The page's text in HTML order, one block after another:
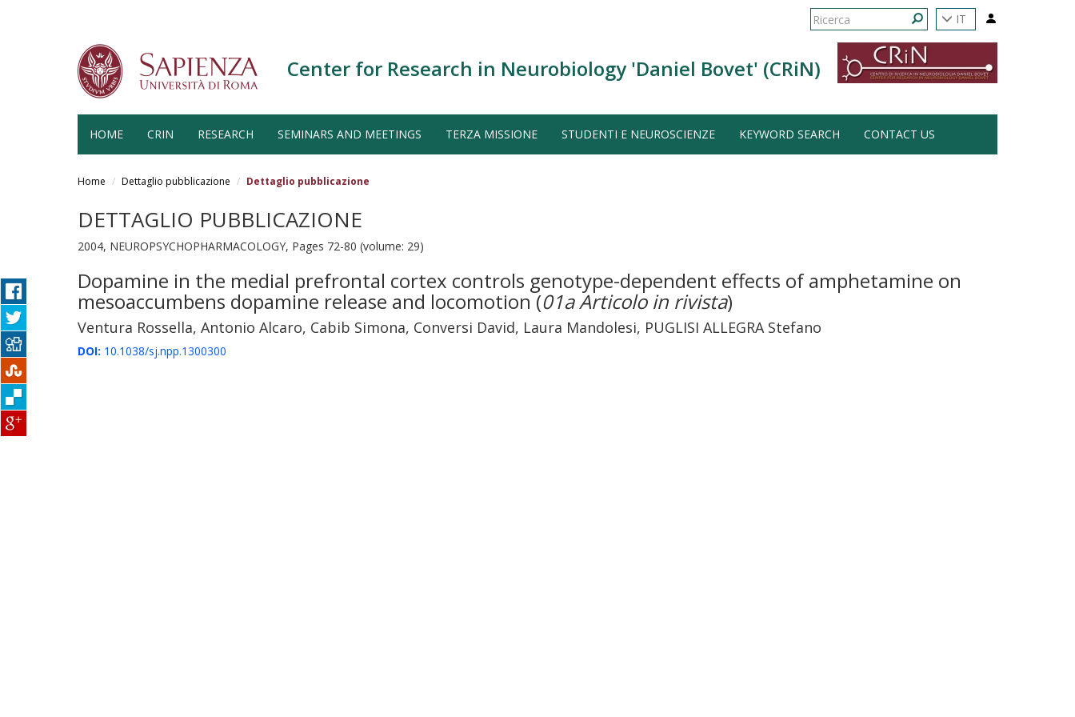
IT
Form
ricerca
Ricerca
Center for Research in Neurobiology 'Daniel Bovet' (CRiN)
HOME CRIN RESEARCH SEMINARS AND MEETINGS TERZA MISSIONE STUDENTI E NEUROSCIENZE KEYWORD SEARCH CONTACT US
Home Dettaglio pubblicazione Dettaglio pubblicazione
DETTAGLIO PUBBLICAZIONE
2004, NEUROPSYCHOPHARMACOLOGY, Pages 72-80 (volume: 29)
Dopamine in the medial prefrontal cortex controls genotype-dependent effects of amphetamine on
mesoaccumbens dopamine release and locomotion(01a Articolo in rivista)
Ventura Rossella, Antonio Alcaro, Cabib Simona, Conversi David, Laura Mandolesi, PUGLISI ALLEGRA Stefano
DOI: 10.1038/sj.npp.1300300